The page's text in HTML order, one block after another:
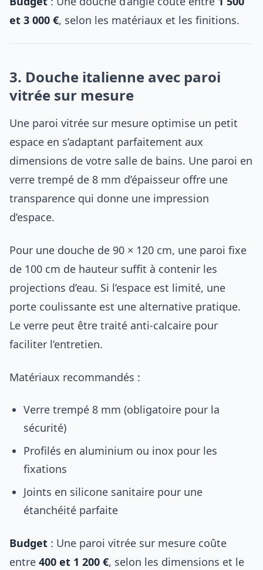
et 3 000 €, selon les matériaux et les finitions.
3. Douche italienne avec paroi
vitrée sur mesure
Une paroi vitrée sur mesure optimise un petit
espace en s’adaptant parfaitement aux
dimensions de votre salle de bains. Une paroi en
verre trempé de 8 mm d’épaisseur offre une
transparence qui donne une impression
d’espace.
Pour une douche de 90 × 120 cm, une paroi fixe
de 100 cm de hauteur suffit à contenir les
projections d’eau. Si l’espace est limité, une
porte coulissante est une alternative pratique.
Le verre peut être traité anti-calcaire pour
faciliter l’entretien.
Matériaux recommandés :
Verre trempé 8 mm (obligatoire pour la
sécurité)
Profilés en aluminium ou inox pour les
fixations
Joints en silicone sanitaire pour une
étanchéité parfaite
Budget : Une paroi vitrée sur mesure coûte
entre 400 et 1 200 €, selon les dimensions et le